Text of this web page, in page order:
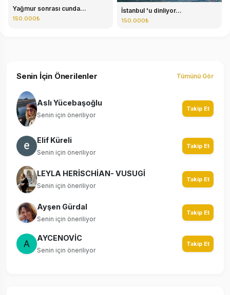
Yağmur sonrası cunda...
150.000₺
İstanbul 'u dinliyor...
150.000₺
Senin İçin Önerilenler Tümünü Gör
Aslı Yücebaşoğlu
Senin için öneriliyor
Takip Et
Elif Küreli
Senin için öneriliyor
Takip Et
LEYLA HERİSCHİAN- VUSUGİ
Senin için öneriliyor
Takip Et
Ayşen Gürdal
Senin için öneriliyor
Takip Et
AYCENOVİC
Senin için öneriliyor
Takip Et